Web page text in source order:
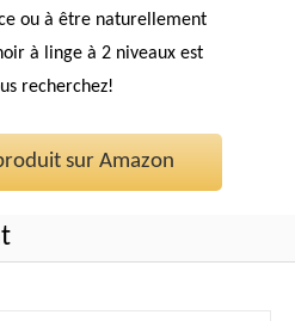
ou à être naturellement
à linge à 2 niveaux est
recherchez!
sur Amazon